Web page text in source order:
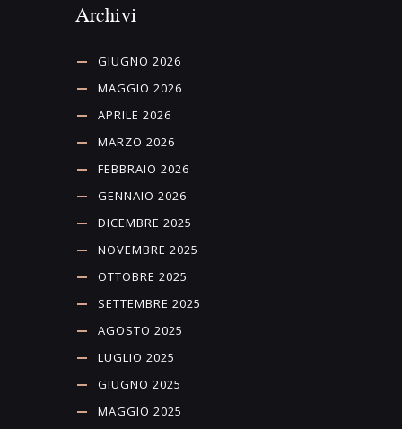
Archivi
GIUGNO 2026
MAGGIO 2026
APRILE 2026
MARZO 2026
FEBBRAIO 2026
GENNAIO 2026
DICEMBRE 2025
NOVEMBRE 2025
OTTOBRE 2025
SETTEMBRE 2025
AGOSTO 2025
LUGLIO 2025
GIUGNO 2025
MAGGIO 2025